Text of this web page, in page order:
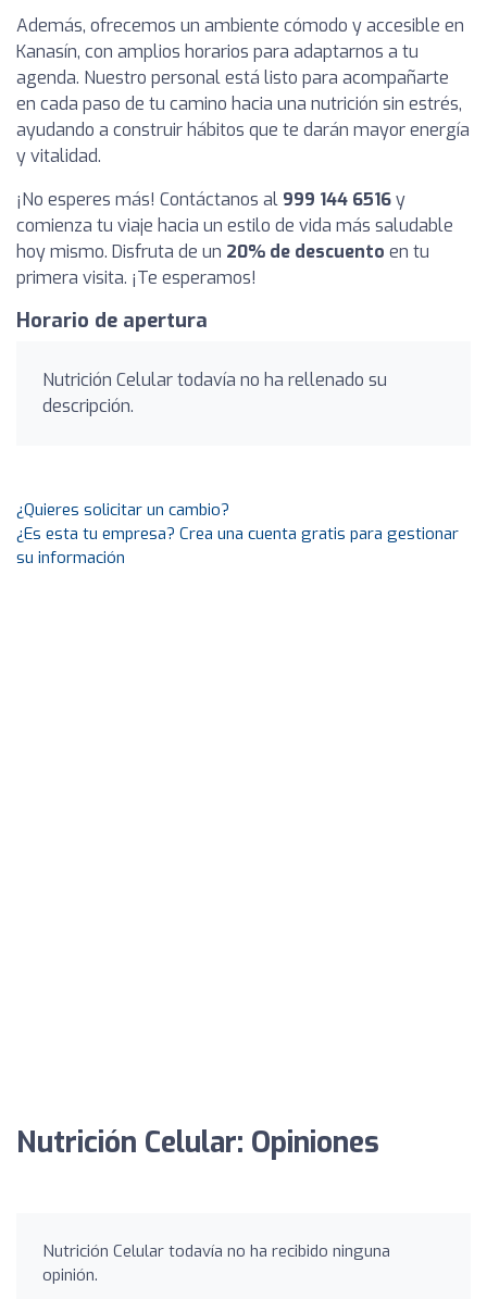
Además, ofrecemos un ambiente cómodo y accesible en
Kanasín, con amplios horarios para adaptarnos a tu
agenda. Nuestro personal está listo para acompañarte
en cada paso de tu camino hacia una nutrición sin estrés,
ayudando a construir hábitos que te darán mayor energía
y vitalidad.
¡No esperes más! Contáctanos al 999 144 6516y
comienza tu viaje hacia un estilo de vida más saludable
hoy mismo. Disfruta de un 20% de descuento en tu
primera visita. ¡Te esperamos!
Horario de apertura
Nutrición Celular todavía no ha rellenado su
descripción.
¿Quieres solicitar un cambio?
¿Es esta tu empresa? Crea una cuenta gratis para gestionar
su información
Nutrición Celular: Opiniones
Nutrición Celular todavía no ha recibido ninguna
opinión.